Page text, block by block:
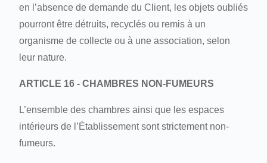
en l’absence de demande du Client, les objets oubliés
pourront être détruits, recyclés ou remis à un
organisme de collecte ou à une association, selon
leur nature.
ARTICLE 16 - CHAMBRES NON-FUMEURS
L’ensemble des chambres ainsi que les espaces
intérieurs de l’Établissement sont strictement non-
fumeurs.